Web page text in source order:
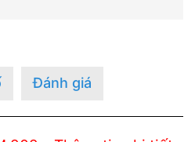
Đánh giá